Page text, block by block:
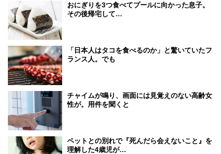
おにぎりを3つ食べてプールに向かった息子。
その後帰宅して…
「日本人はタコを食べるのか」と驚いていたフ
ランス人。でも
チャイムが鳴り、画面には見覚えのない高齢女
性が。用件を聞くと
ペットとの別れで『死んだら会えないこと』を
理解した4歳児が…